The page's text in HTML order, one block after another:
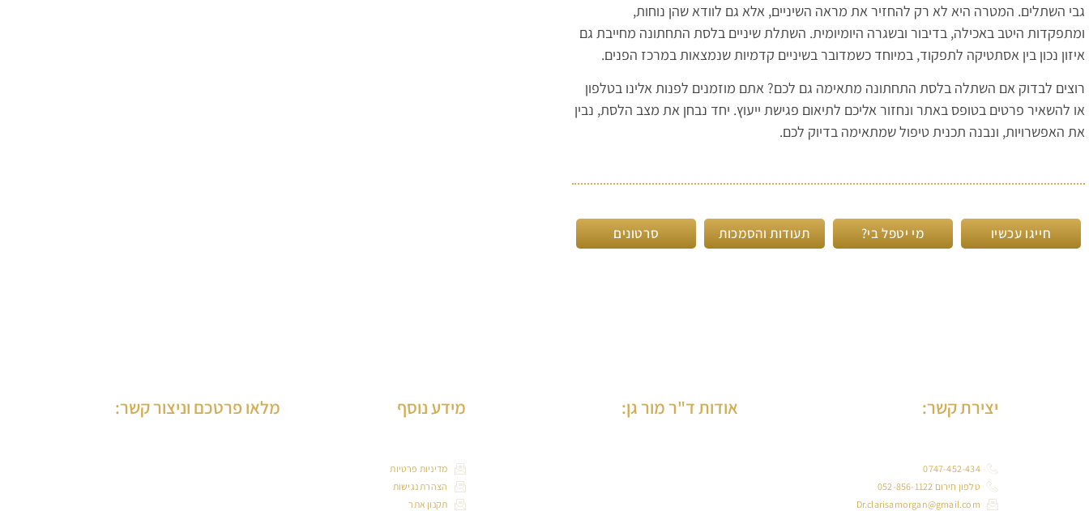
גבי השתלים. המטרה היא לא רק להחזיר את מראה השיניים, אלא גם לוודא שהן נוחות,
ומתפקדות היטב באכילה, בדיבור ובשגרה היומיומית. השתלת שיניים בלסת התחתונה מחייבת גם
איזון נכון בין אסתטיקה לתפקוד, במיוחד כשמדובר בשיניים קדמיות שנמצאות במרכז הפנים.
רוצים לבדוק אם השתלה בלסת התחתונה מתאימה גם לכם? אתם מוזמנים לפנות אלינו בטלפון
או להשאיר פרטים בטופס באתר ונחזור אליכם לתיאום פגישת ייעוץ. יחד נבחן את מצב הלסת, נבין
את האפשרויות, ונבנה תכנית טיפול שמתאימה בדיוק לכם.
חייגו עכשיו מי יטפל בי? תעודות והסמכות סרטונים
יצירת קשר:
0747-452-434
טלפון חירום 052-856-1122
Dr.clarisamorgan@gmail.com
אודות ד"ר מור גן: מידע נוסף
מדיניות פרטיות
הצהרת נגישות
תקנון אתר
מלאו פרטכם וניצור קשר: